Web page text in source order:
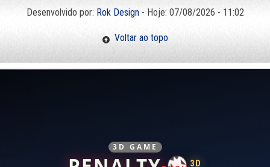
Desenvolvido por: Rok Design- Hoje: 07/08/2026 - 11:02
Voltar ao topo
3D GAME
3D